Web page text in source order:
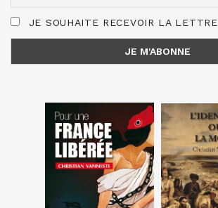
JE SOUHAITE RECEVOIR LA LETTRE